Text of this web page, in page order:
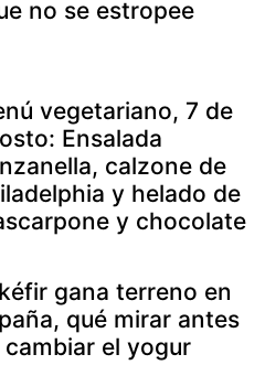
no se estropee
vegetariano, 7 de
Ensalada
calzone de
y helado de
y chocolate
gana terreno en
qué mirar antes
cambiar el yogur